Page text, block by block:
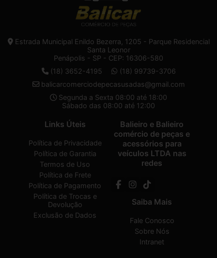
Estrada Municipal Enildo Bezerra, 1205 - Parque Residencial
Santa Leonor
Penápolis - SP - CEP: 16306-580
(18) 3652-4195
(18) 99739-3706
balicarcomerciodepecasusadas@gmail.com
Segunda a Sexta 08:00 até 18:00
Sábado das 08:00 até 12:00
Links Úteis
Política de Privacidade
Política de Garantia
Termos de Uso
Política de Frete
Política de Pagamento
Política de Trocas e
Devolução
Exclusão de Dados
Balieiro e Balieiro
comércio de peças e
acessórios para
veículos LTDA nas
redes
Saiba Mais
Fale Conosco
Sobre Nós
Intranet